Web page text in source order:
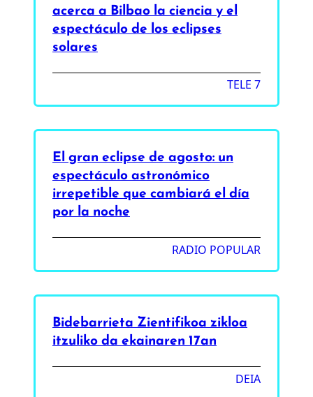
acerca a Bilbao la ciencia y el
espectáculo de los eclipses
solares
TELE 7
El gran eclipse de agosto: un
espectáculo astronómico
irrepetible que cambiará el día
por la noche
RADIO POPULAR
Bidebarrieta Zientifikoa zikloa
itzuliko da ekainaren 17an
DEIA